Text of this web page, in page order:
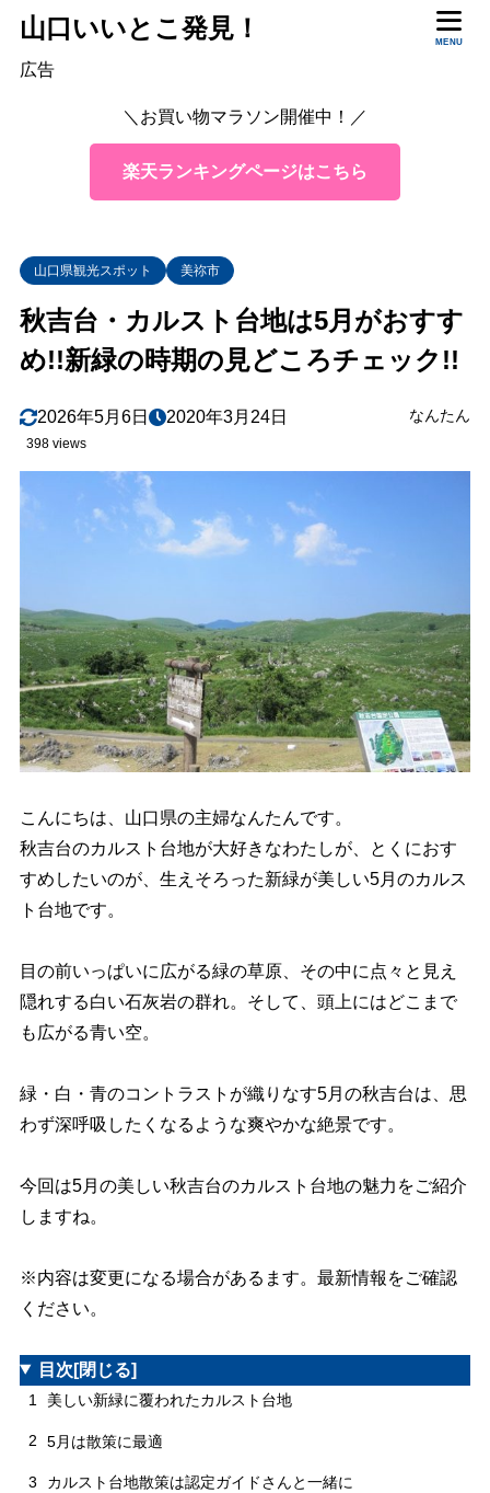
山口いいとこ発見！ MENU
広告
＼お買い物マラソン開催中！／
楽天ランキングページはこちら
山口県観光スポット 美祢市
秋吉台・カルスト台地は5月がおすす
め!!新緑の時期の見どころチェック!!
2026年5月6日 2020年3月24日 なんたん
398 views
こんにちは、山口県の主婦なんたんです。
秋吉台のカルスト台地が大好きなわたしが、とくにおす
すめしたいのが、生えそろった新緑が美しい5月のカルス
ト台地です。
目の前いっぱいに広がる緑の草原、その中に点々と見え
隠れする白い石灰岩の群れ。そして、頭上にはどこまで
も広がる青い空。
緑・白・青のコントラストが織りなす5月の秋吉台は、思
わず深呼吸したくなるような爽やかな絶景です。
今回は5月の美しい秋吉台のカルスト台地の魅力をご紹介
しますね。
※内容は変更になる場合があるます。最新情報をご確認
ください。
目次 [閉じる]
1 美しい新緑に覆われたカルスト台地
2 5月は散策に最適
3 カルスト台地散策は認定ガイドさんと一緒に
目次
美しい新緑に覆われたカルスト台地
5月は散策に最適
5 ツアー・体験プログラムも
6 まとめ